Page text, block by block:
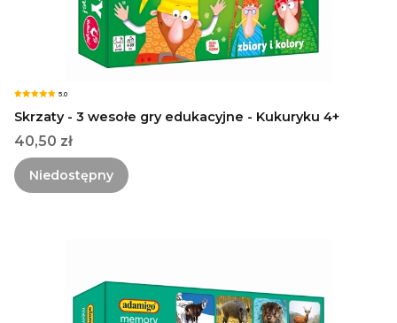
5.0
Skrzaty - 3 wesołe gry edukacyjne - Kukuryku 4+
Cena
40,50 zł
Niedostępny